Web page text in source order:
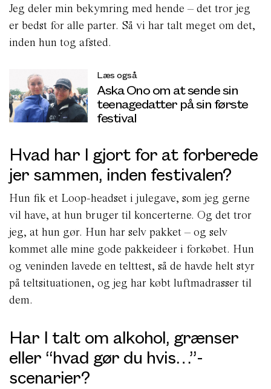
Jeg deler min bekymring med hende – det tror jeg
er bedst for alle parter. Så vi har talt meget om det,
inden hun tog afsted.
Læs også
Aska Ono om at sende sin
teenagedatter på sin første
festival
Hvad har I gjort for at forberede
jer sammen, inden festivalen?
Hun fik et Loop-headset i julegave, som jeg gerne
vil have, at hun bruger til koncerterne. Og det tror
jeg, at hun gør. Hun har selv pakket – og selv
kommet alle mine gode pakkeideer i forkøbet. Hun
og veninden lavede en telttest, så de havde helt styr
på teltsituationen, og jeg har købt luftmadrasser til
dem.
Har I talt om alkohol, grænser
eller “hvad gør du hvis…”-
scenarier?